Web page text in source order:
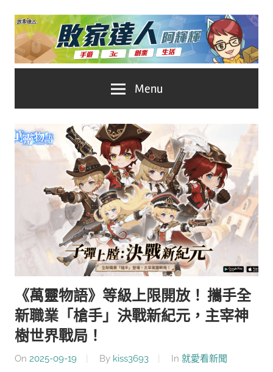
Skip
content
家
達
薦
No.1
戲
體。
Menu
《萬靈物語》等級上限開放！ 攜手全
新職業「槍手」決戰新紀元，主宰神
樹世界戰局！
On 2025-09-19 By kiss3693 In 就愛看新聞